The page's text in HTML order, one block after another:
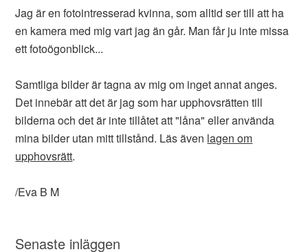
Jag är en fotointresserad kvinna, som alltid ser till att ha
en kamera med mig vart jag än går. Man får ju inte missa
ett fotoögonblick...
Samtliga bilder är tagna av mig om inget annat anges.
Det innebär att det är jag som har upphovsrätten till
bilderna och det är inte tillåtet att "låna" eller använda
mina bilder utan mitt tillstånd. Läs även lagen om
upphovsrätt.
/Eva B M
Senaste inläggen